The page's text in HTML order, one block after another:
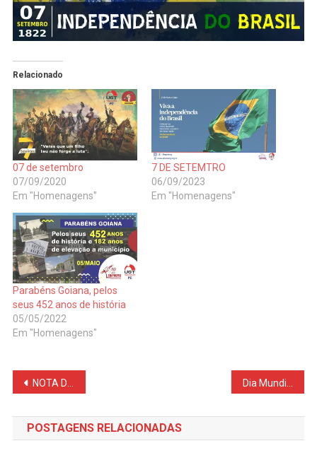
Relacionado
07 de setembro
07/09/2020
Em "Homenagens"
7 DE SETEMTRO
06/09/2023
Em "Homenagens"
Parabéns Goiana, pelos
seus 452 anos de história
05/05/2022
Em "Homenagens"
Navegação
de
Post
NOTA DE FALECIMENTO: PROFESSORA FÁTIMA MORAES Dia Mundial da Alfabetização
POSTAGENS RELACIONADAS